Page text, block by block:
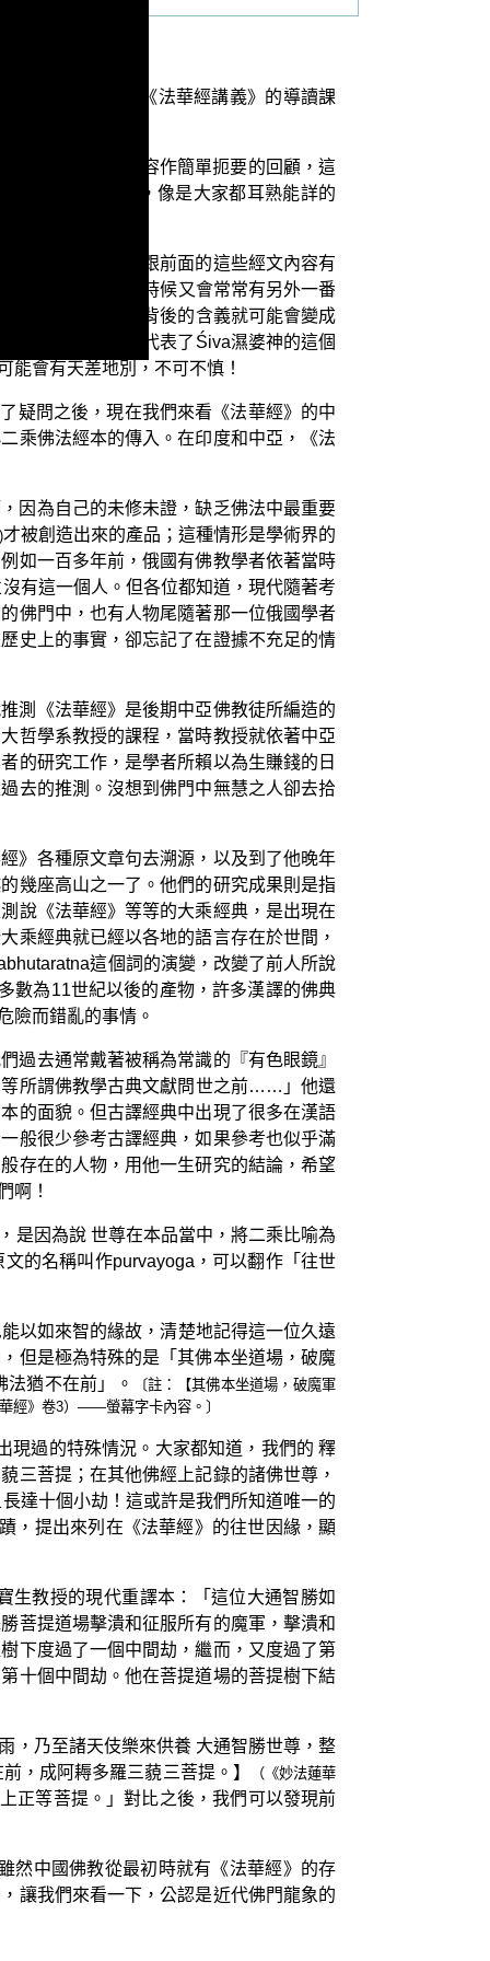
平實導師的著作《法華經講義》的導讀課
那用來將前面的內容作簡單扼要的回顧，這
文沒有什麼關係，像是大家都耳熟能詳的
的義理；到底它跟前面的這些經文內容有
曼陀羅咒語，這時候又會常常有另外一番
放在咒語裡面，背後的含義就可能會變成
代表射出去，也代表了Śiva濕婆神的這個
能會有天差地別，不可不慎！
疑問之後，現在我們來看《法華經》的中
乘佛法經本的傳入。在印度和中亞，《法
因為自己的未修未證，缺乏佛法中最重要
才被創造出來的產品；這種情形是學術界的
如一百多年前，俄國有佛教學者依著當時
有這一個人。但各位都知道，現代隨著考
佛門中，也有人物尾隨著那一位俄國學者
史上的事實，卻忘記了在證據不充足的情
測《法華經》是後期中亞佛教徒所編造的
哲學系教授的課程，當時教授就依著中亞
的研究工作，是學者所賴以為生賺錢的日
去的推測。沒想到佛門中無慧之人卻去拾
》各種原文章句去溯源，以及到了他晚年
幾座高山之一了。他們的研究成果則是指
說《法華經》等等的大乘經典，是出現在
乘經典就已經以各地的語言存在於世間，
這個詞的演變，改變了前人所說
數為11世紀以後的產物，許多漢譯的佛典
險而錯亂的事情。
過去通常戴著被稱為常識的『有色眼鏡』
等所謂佛教學古典文獻問世之前……」他還
的面貌。但古譯經典中出現了很多在漢語
般很少參考古譯經典，如果參考也似乎滿
存在的人物，用他一生研究的結論，希望
啊！
是因為說 世尊在本品當中，將二乘比喻為
的名稱叫作purvayoga，可以翻作「往世
以如來智的緣故，清楚地記得這一位久遠
但是極為特殊的是「其佛本坐道場，破魔
猶不在前」。
〔註：​【其佛本坐道場，破魔軍
經》卷3）——螢幕字卡​內容。〕
現過的特殊情況。大家都知道，我們的 釋
三菩提；在其他佛經上記錄的諸佛世尊，
達十個小劫！這或許是我們所知道唯一的
，提出來列在《法華經》的往世因緣，顯
生教授的現代重譯本：「這位大通智勝如
菩提道場擊潰和征服所有的魔軍，擊潰和
下度過了一個中間劫，繼而，又度過了第
十個中間劫。他在菩提道場的菩提樹下結
，乃至諸天伎樂來供養 大通智勝世尊，整
，成阿耨多羅三藐三菩提。】
（《妙法蓮華
正等菩提。」對比之後，我們可以發現前
然中國佛教從最初時就有《法華經》的存
讓我們來看一下，公認是近代佛門龍象的